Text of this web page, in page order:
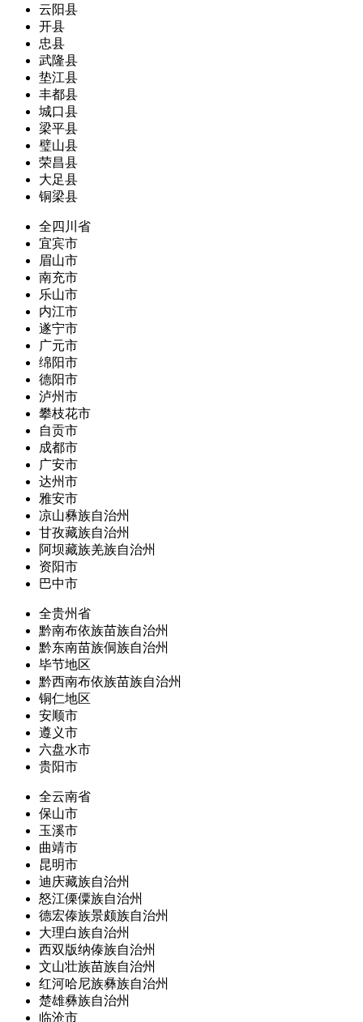
云阳县
开县
忠县
武隆县
垫江县
丰都县
城口县
梁平县
璧山县
荣昌县
大足县
铜梁县
全四川省
宜宾市
眉山市
南充市
乐山市
内江市
遂宁市
广元市
绵阳市
德阳市
泸州市
攀枝花市
自贡市
成都市
广安市
达州市
雅安市
凉山彝族自治州
甘孜藏族自治州
阿坝藏族羌族自治州
资阳市
巴中市
全贵州省
黔南布依族苗族自治州
黔东南苗族侗族自治州
毕节地区
黔西南布依族苗族自治州
铜仁地区
安顺市
遵义市
六盘水市
贵阳市
全云南省
保山市
玉溪市
曲靖市
昆明市
迪庆藏族自治州
怒江傈僳族自治州
德宏傣族景颇族自治州
大理白族自治州
西双版纳傣族自治州
文山壮族苗族自治州
红河哈尼族彝族自治州
楚雄彝族自治州
临沧市